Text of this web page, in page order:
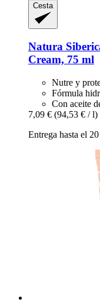
Cesta
Natura
Cream, 75 ml
Nutre y
Fórmula
Con aceite
7,09 € (94,53 € / l)
Entrega hasta el